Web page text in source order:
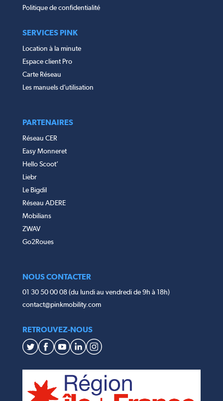
Politique de confidentialité
SERVICES PINK
Location à la minute
Espace client Pro
Carte Réseau
Les manuels d’utilisation
PARTENAIRES
Réseau CER
Easy Monneret
Hello Scoot’
Liebr
Le Bigdil
Réseau ADERE
Mobilians
ZWAV
Go2Roues
NOUS CONTACTER
01 30 50 00 08 (du lundi au vendredi de 9h à 18h)
contact@pinkmobility.com
RETROUVEZ-NOUS